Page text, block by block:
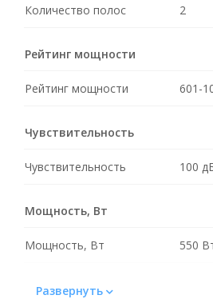
Количество полос 2
Рейтинг мощности
Рейтинг мощности 601-
Чувствительность
Чувствительность 100
Мощность, Вт
Мощность, Вт 550
Материал
Развернуть